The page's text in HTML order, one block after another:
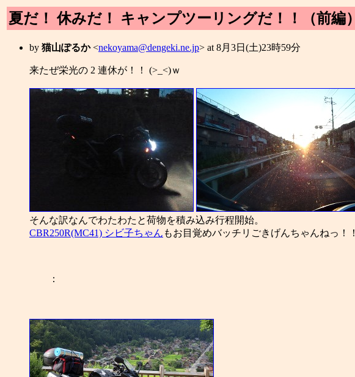
夏だ！ 休みだ！ キャンプツーリングだ！！（前編）
by 猫山ぽるか<nekoyama@dengeki.ne.jp> at 8月3日(土)23時59分
来たぜ栄光の 2 連休が！！ (>_<)ｗ
そんな訳なんでわたわたと荷物を積み込み行程開始。
CBR250R(MC41) シビ子ちゃん もお目覚めバッチリごきげんちゃんねっ！！
：